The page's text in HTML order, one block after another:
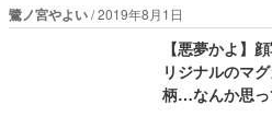
鷺ノ宮やよい 2019年8月1日
【悪夢かよ】
リジナルのマ
柄…なんか思